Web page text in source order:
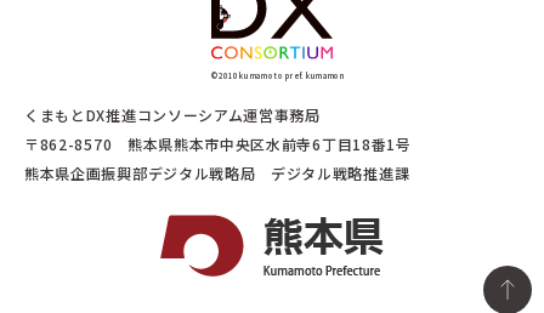
©2010 kumamoto pref. kumamon
くまもとDX推進コンソーシアム運営事務局
〒862-8570 熊本県熊本市中央区水前寺6丁目18番1号
熊本県企画振興部デジタル戦略局 デジタル戦略推進課